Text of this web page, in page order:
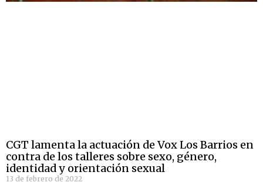
CGT lamenta la actuación de Vox Los Barrios en
contra de los talleres sobre sexo, género,
identidad y orientación sexual
13 de febrero de 2022